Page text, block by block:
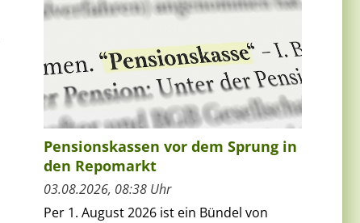
Pensionskassen vor dem Sprung in
den Repomarkt
03.08.2026, 08:38 Uhr
Per 1. August 2026 ist ein Bündel von